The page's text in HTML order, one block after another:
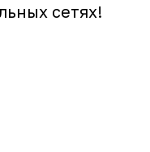
сетях!